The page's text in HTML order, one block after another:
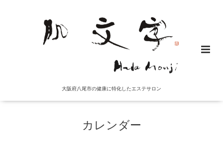
大阪府八尾市の健康に特化したエステサロン
カレンダー